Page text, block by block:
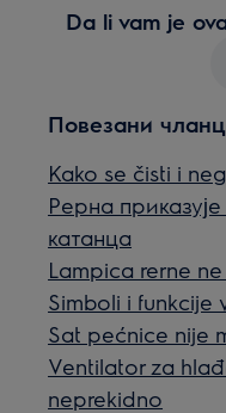
Da li vam je
Повезани
Kako se čisti i
Рерна
катанца
Lampica rerne
Simboli i funkcije
Sat pećnice nije
Ventilator za
neprekidno